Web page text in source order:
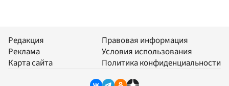
Редакция
Реклама
Карта сайта
Правовая информация
Условия использования
Политика конфиденциальности